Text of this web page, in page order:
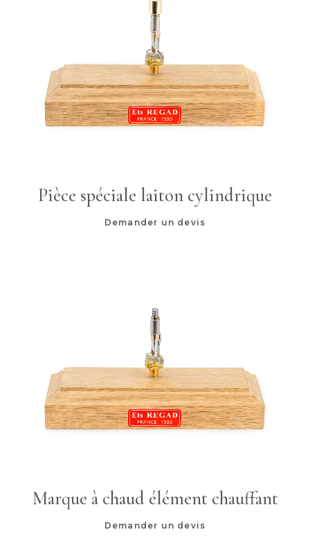
Pièce spéciale laiton cylindrique
Demander un devis
Marque à chaud élément chauffant
Demander un devis